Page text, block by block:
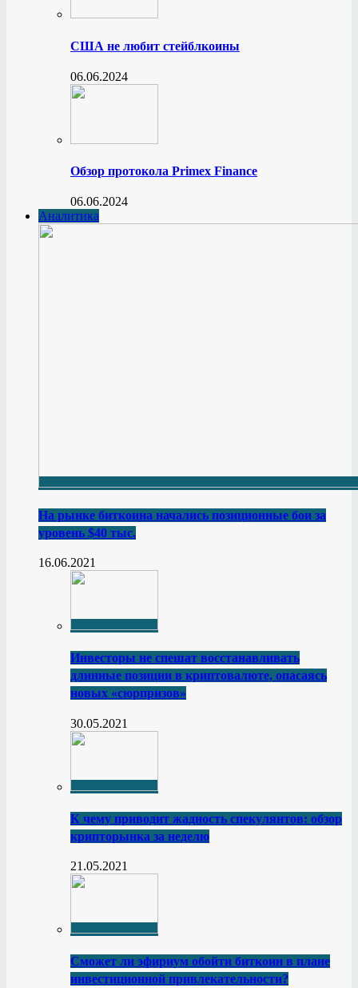
США не любит стейблкоины
06.06.2024
Обзор протокола Primex Finance
06.06.2024
Аналитика
На рынке биткоина начались позиционные бои за
уровень $40 тыс.
16.06.2021
Инвесторы не спешат восстанавливать
длинные позиции в криптовалюте, опасаясь
новых «сюрпризов»
30.05.2021
К чему приводит жадность спекулянтов: обзор
крипторынка за неделю
21.05.2021
Сможет ли эфириум обойти биткоин в плане
инвестиционной привлекательности?